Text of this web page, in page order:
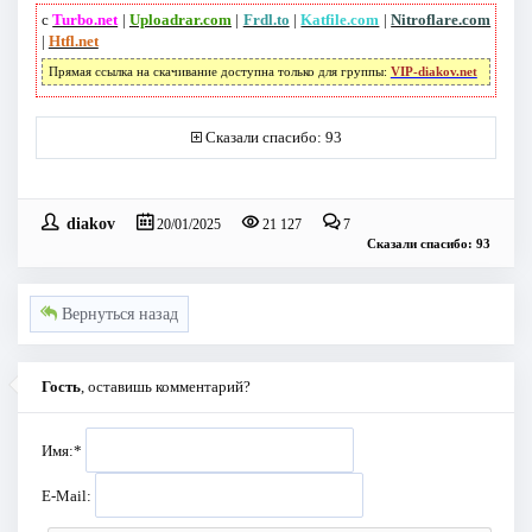
сTurbo.net | Uploadrar.com | Frdl.to |Katfile.com |Nitroflare.com
| Htfl.net
Прямая ссылка на скачивание доступна только для группы: VIP-diakov.net
Сказали спасибо: 93
diakov 20/01/2025 21 127 7
Сказали спасибо: 93
Вернуться назад
Гость , оставишь комментарий?
Имя:*
E-Mail: